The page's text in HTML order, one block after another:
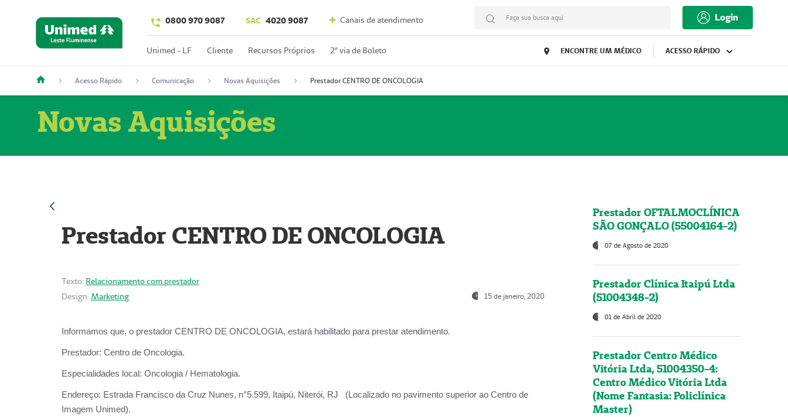
0800 970 9087 SAC 4020 9087 Canais de atendimento Faça sua busca aqui Login
Unimed - LF Cliente Recursos Próprios 2º via de Boleto ENCONTRE UM MÉDICO ACESSO RÁPIDO
Acesso Rápido Comunicação Novas Aquisições Prestador CENTRO DE ONCOLOGIA
Novas Aquisições
Prestador CENTRO DE ONCOLOGIA
Texto: Relacionamento com prestador
Design: Marketing 15 de janeiro, 2020
Informamos que, o prestador CENTRO DE ONCOLOGIA, estará habilitado para prestar atendimento.
Prestador: Centro de Oncologia.
Especialidades local: Oncologia / Hematologia.
Endereço: Estrada Francisco da Cruz Nunes, n°5.599, Itaipú, Niterói, RJ (Localizado no pavimento superior ao Centro de
Imagem Unimed).
Prestador OFTALMOCLÍNICA
SÃO GONÇALO (55004164-2)
07 de Agosto de 2020
Prestador Clínica Itaipú Ltda
(51004348-2)
01 de Abril de 2020
Prestador Centro Médico
Vitória Ltda, 51004350-4:
Centro Médico Vitória Ltda
(Nome Fantasia: Policlínica
Master)